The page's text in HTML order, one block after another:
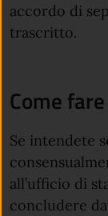
accordo di
trascritto.
Come fare
Se intendete
all’ufficio di
concludere